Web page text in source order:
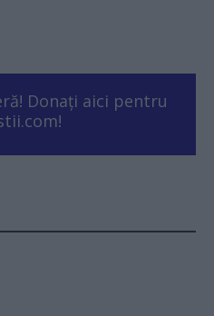
Donați aici pentru